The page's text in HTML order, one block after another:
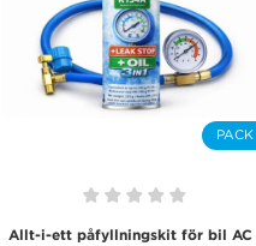
PACK
Allt-i-ett påfyllningskit för bil AC |